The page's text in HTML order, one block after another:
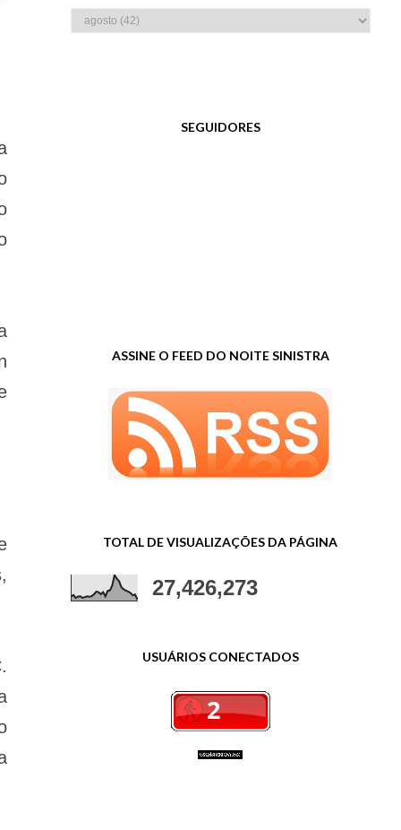
SEGUIDORES
ASSINE O FEED DO NOITE SINISTRA
TOTAL DE VISUALIZAÇÕES DA PÁGINA
27,426,273
USUÁRIOS CONECTADOS